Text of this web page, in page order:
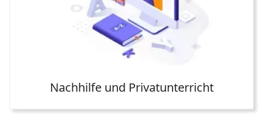
Nachhilfe und Privatunterricht